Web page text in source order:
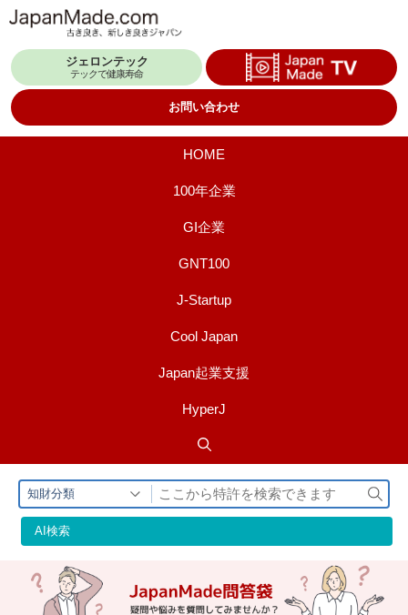
テ
ジェロンテック
テックで健康寿命
お問い合わせ
HOME
100年企業
GI企業
GNT100
J-Startup
Cool Japan
Japan起業支援
HyperJ
知財分類
検
索
AI検索